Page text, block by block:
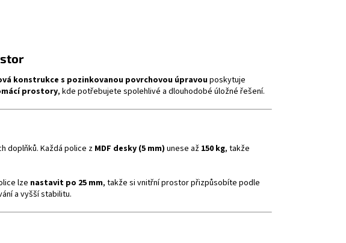
konstrukce s pozinkovanou povrchovou úpravouposkytuje
prostory, kde potřebujete spolehlivé a dlouhodobé úložné řešení.
doplňků. Každá police zMDF desky (5 mm) unese až 150 kg, takže
lze nastavit po 25 mm, takže si vnitřní prostor přizpůsobíte podle
a vyšší stabilitu.